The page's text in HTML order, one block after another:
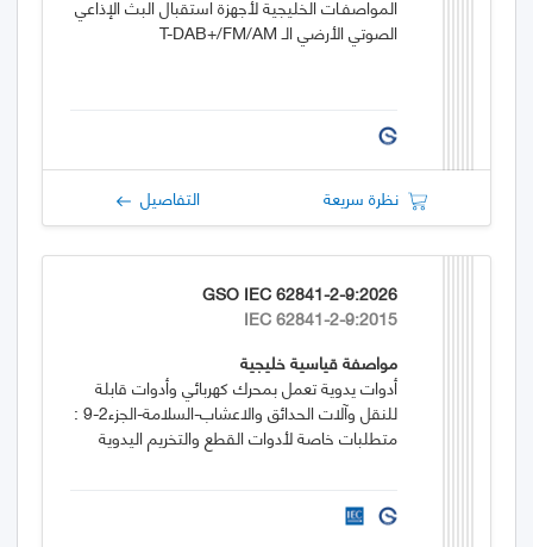
المواصفـات الخليجية لأجهزة استقبال البث الإذاعي
الصوتي الأرضي الـ T-DAB+/FM/AM
نظرة سريعة التفاصيل
GSO IEC 62841-2-9:2026
IEC 62841-2-9:2015
مواصفة قياسية خليجية
أدوات يدوية تعمل بمحرك كهربائي وأدوات قابلة
للنقل وآلات الحدائق والاعشاب-السلامة-الجزء2-9 :
متطلبات خاصة لأدوات القطع والتخريم اليدوية